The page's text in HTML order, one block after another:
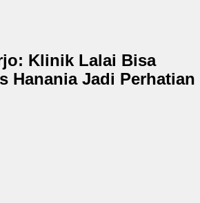
Klinik Lalai Bisa
Hanania Jadi Perhatian